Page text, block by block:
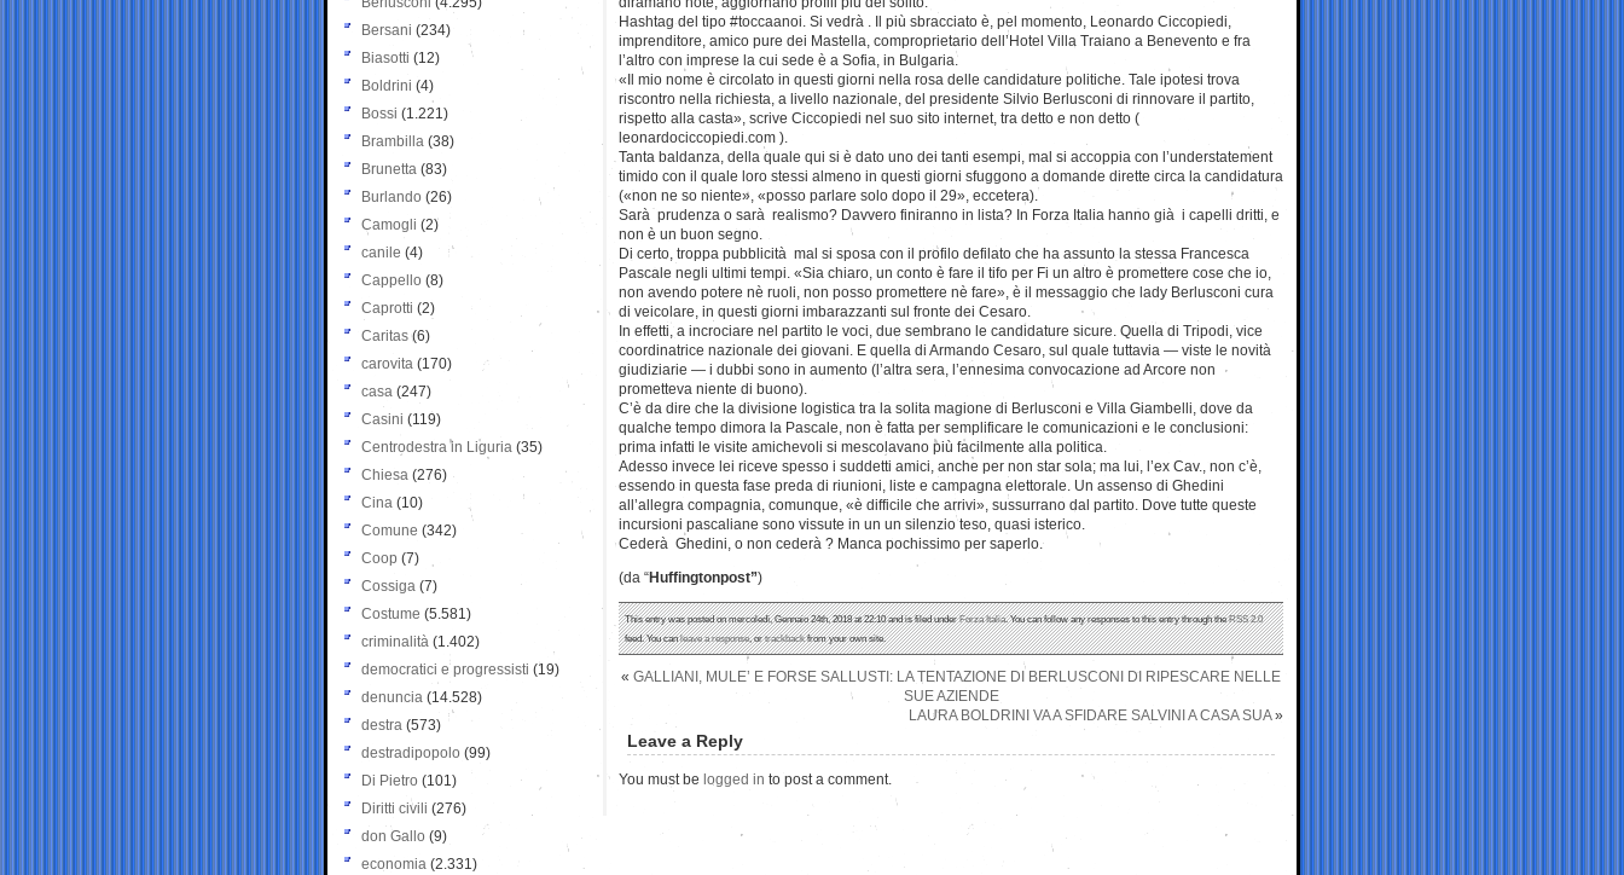
Hashtag del tipo #toccaanoi. Si vedrà . Il più sbracciato è, pel momento, Leonardo Ciccopiedi,
imprenditore, amico pure dei Mastella, comproprietario dell’Hotel Villa Traiano a Benevento e fra
l’altro con imprese la cui sede è a Sofia, in Bulgaria.
«Il mio nome è circolato in questi giorni nella rosa delle candidature politiche. Tale ipotesi trova
riscontro nella richiesta, a livello nazionale, del presidente Silvio Berlusconi di rinnovare il partito,
rispetto alla casta», scrive Ciccopiedi nel suo sito internet, tra detto e non detto (
leonardociccopiedi.com ).
Tanta baldanza, della quale qui si è dato uno dei tanti esempi, mal si accoppia con l’understatement
timido con il quale loro stessi almeno in questi giorni sfuggono a domande dirette circa la candidatura
(«non ne so niente», «posso parlare solo dopo il 29», eccetera).
Sarà prudenza o sarà realismo? Davvero finiranno in lista? In Forza Italia hanno già i capelli dritti, e
non è un buon segno.
Di certo, troppa pubblicità mal si sposa con il profilo defilato che ha assunto la stessa Francesca
Pascale negli ultimi tempi. «Sia chiaro, un conto è fare il tifo per Fi un altro è promettere cose che io,
non avendo potere nè ruoli, non posso promettere nè fare», è il messaggio che lady Berlusconi cura
di veicolare, in questi giorni imbarazzanti sul fronte dei Cesaro.
In effetti, a incrociare nel partito le voci, due sembrano le candidature sicure. Quella di Tripodi, vice
coordinatrice nazionale dei giovani. E quella di Armando Cesaro, sul quale tuttavia — viste le novità
giudiziarie — i dubbi sono in aumento (l’altra sera, l’ennesima convocazione ad Arcore non
prometteva niente di buono).
C’è da dire che la divisione logistica tra la solita magione di Berlusconi e Villa Giambelli, dove da
qualche tempo dimora la Pascale, non è fatta per semplificare le comunicazioni e le conclusioni:
prima infatti le visite amichevoli si mescolavano più facilmente alla politica.
Adesso invece lei riceve spesso i suddetti amici, anche per non star sola; ma lui, l’ex Cav., non c’è,
essendo in questa fase preda di riunioni, liste e campagna elettorale. Un assenso di Ghedini
all’allegra compagnia, comunque, «è difficile che arrivi», sussurrano dal partito. Dove tutte queste
incursioni pascaliane sono vissute in un un silenzio teso, quasi isterico.
Cederà Ghedini, o non cederà ? Manca pochissimo per saperlo.
(da “Huffingtonpost”)
This entry was posted on mercoledì, Gennaio 24th, 2018 at 22:10 and is filed underForza Italia. You can follow any responses to this entry through theRSS 2.0
feed. You canleave a response, ortrackbackfrom your own site.
« GALLIANI, MULE’ E FORSE SALLUSTI: LA TENTAZIONE DI BERLUSCONI DI RIPESCARE NELLE
SUE AZIENDE
LAURA BOLDRINI VA A SFIDARE SALVINI A CASA SUA»
Leave a Reply
You must be logged in to post a comment.
Bersani (234)
Biasotti (12)
Boldrini (4)
Bossi (1.221)
Brambilla (38)
Brunetta (83)
Burlando (26)
Camogli (2)
canile (4)
Cappello (8)
Caprotti (2)
Caritas (6)
carovita (170)
casa (247)
Casini (119)
Centrodestra in Liguria (35)
Chiesa (276)
Cina (10)
Comune (342)
Coop (7)
Cossiga (7)
Costume (5.581)
criminalità (1.402)
democratici e progressisti (19)
denuncia (14.528)
destra (573)
destradipopolo (99)
Di Pietro (101)
Diritti civili (276)
don Gallo (9)
economia (2.331)